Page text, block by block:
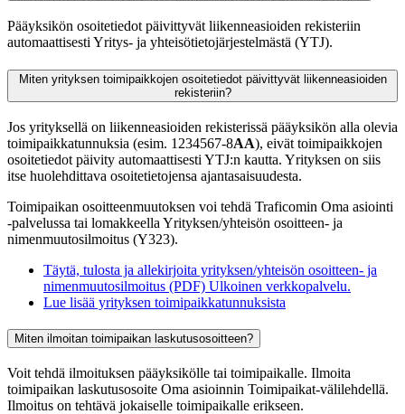
Pääyksikön osoitetiedot päivittyvät liikenneasioiden rekisteriin
automaattisesti Yritys- ja yhteisötietojärjestelmästä (YTJ).
Miten yrityksen toimipaikkojen osoitetiedot päivittyvät liikenneasioiden
rekisteriin?
Jos yrityksellä on liikenneasioiden rekisterissä pääyksikön alla olevia
toimipaikkatunnuksia (esim. 1234567-8AA), eivät toimipaikkojen
osoitetiedot päivity automaattisesti YTJ:n kautta. Yrityksen on siis
itse huolehdittava osoitetietojensa ajantasaisuudesta.
Toimipaikan osoitteenmuutoksen voi tehdä Traficomin Oma asiointi
-palvelussa tai lomakkeella Yrityksen/yhteisön osoitteen- ja
nimenmuutosilmoitus (Y323).
Täytä, tulosta ja allekirjoita yrityksen/yhteisön osoitteen- ja
nimenmuutosilmoitus (PDF) Ulkoinen verkkopalvelu.
Lue lisää yrityksen toimipaikkatunnuksista
Miten ilmoitan toimipaikan laskutusosoitteen?
Voit tehdä ilmoituksen pääyksikölle tai toimipaikalle. Ilmoita
toimipaikan laskutusosoite Oma asioinnin Toimipaikat-välilehdellä.
Ilmoitus on tehtävä jokaiselle toimipaikalle erikseen.